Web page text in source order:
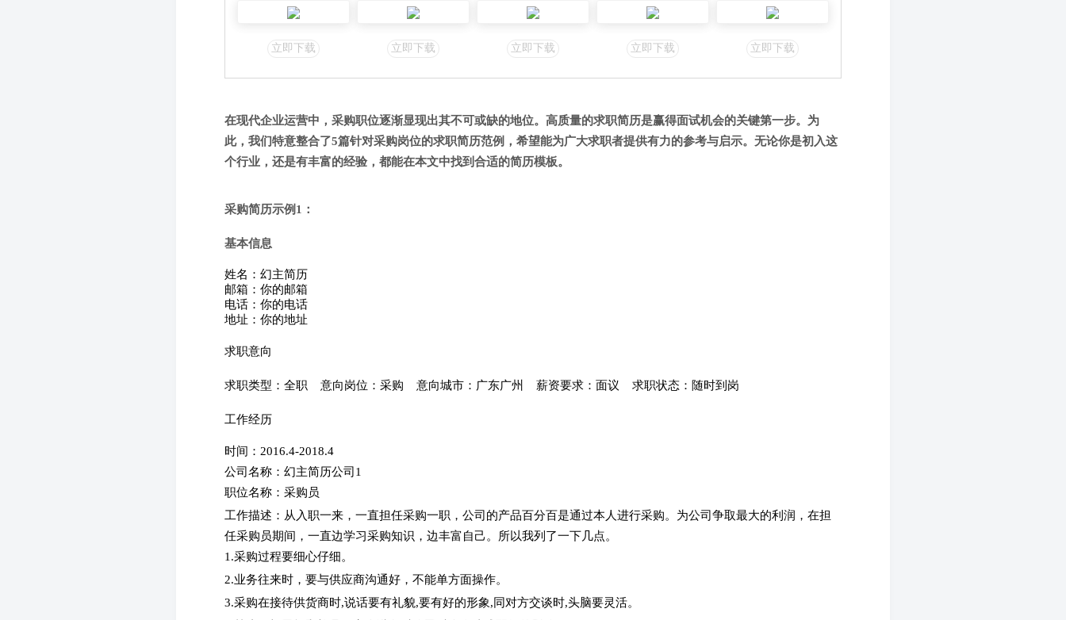
立即下载 立即下载 立即下载 立即下载 立即下载
在现代企业运营中，采购职位逐渐显现出其不可或缺的地位。高质量的求职简历是赢得面试机会的关键第一步。为
此，我们特意整合了5篇针对采购岗位的求职简历范例，希望能为广大求职者提供有力的参考与启示。无论你是初入这
个行业，还是有丰富的经验，都能在本文中找到合适的简历模板。
采购简历示例1：
基本信息
姓名：幻主简历
邮箱：你的邮箱
电话：你的电话
地址：你的地址
求职意向
求职类型：全职 意向岗位：采购 意向城市：广东广州 薪资要求：面议 求职状态：随时到岗
工作经历
时间：2016.4-2018.4
公司名称：幻主简历公司1
职位名称：采购员
工作描述： 从入职一来，一直担任采购一职，公司的产品百分百是通过本人进行采购。为公司争取最大的利润，在担
任采购员期间，一直边学习采购知识，边丰富自己。所以我列了一下几点。
1.采购过程要细心仔细。
2.业务往来时，要与供应商沟通好，不能单方面操作。
3.采购在接待供货商时,说话要有礼貌,要有好的形象,同对方交谈时,头脑要灵活。